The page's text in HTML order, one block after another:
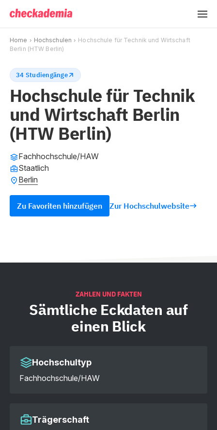
Home Hochschulen
Hochschule für Technik und Wirtschaft
Berlin (HTW Berlin)
34 Studiengänge
Hochschule für Technik
und Wirtschaft Berlin
(HTW Berlin)
Fachhochschule/HAW
Staatlich
Berlin
Zu Favoriten hinzufügen Zur Hochschulwebsite
ZAHLEN UND FAKTEN
Sämtliche Eckdaten auf
einen Blick
Hochschultyp
Fachhochschule/HAW
Trägerschaft